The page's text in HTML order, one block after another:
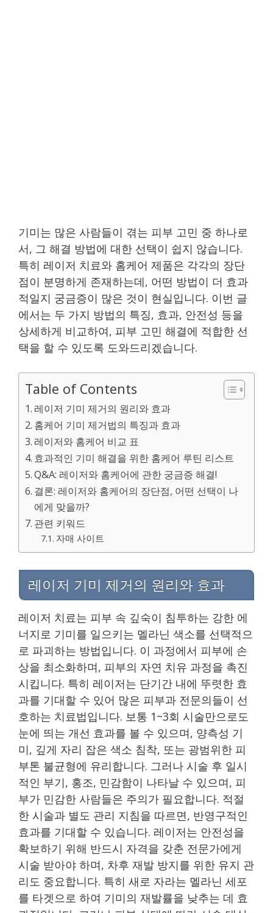
기미는 많은 사람들이 겪는 피부 고민 중 하나로
서, 그 해결 방법에 대한 선택이 쉽지 않습니다.
특히 레이저 치료와 홈케어 제품은 각각의 장단
점이 분명하게 존재하는데, 어떤 방법이 더 효과
적일지 궁금증이 많은 것이 현실입니다. 이번 글
에서는 두 가지 방법의 특징, 효과, 안전성 등을
상세하게 비교하여, 피부 고민 해결에 적합한 선
택을 할 수 있도록 도와드리겠습니다.
Table of Contents
레이저 기미 제거의 원리와 효과
홈케어 기미 제거법의 특징과 효과
레이저와 홈케어 비교 표
효과적인 기미 해결을 위한 홈케어 루틴 리스트
Q&A: 레이저와 홈케어에 관한 궁금증 해결!
결론: 레이저와 홈케어의 장단점, 어떤 선택이 나
에게 맞을까?
관련 키워드
자매 사이트
레이저 기미 제거의 원리와 효과
레이저 치료는 피부 속 깊숙이 침투하는 강한 에
너지로 기미를 일으키는 멜라닌 색소를 선택적으
로 파괴하는 방법입니다. 이 과정에서 피부에 손
상을 최소화하며, 피부의 자연 치유 과정을 촉진
시킵니다. 특히 레이저는 단기간 내에 뚜렷한 효
과를 기대할 수 있어 많은 피부과 전문의들이 선
호하는 치료법입니다. 보통 1~3회 시술만으로도
눈에 띄는 개선 효과를 볼 수 있으며, 양측성 기
미, 깊게 자리 잡은 색소 침착, 또는 광범위한 피
부톤 불균형에 유리합니다. 그러나 시술 후 일시
적인 부기, 홍조, 민감함이 나타날 수 있으며, 피
부가 민감한 사람들은 주의가 필요합니다. 적절
한 시술과 별도 관리 지침을 따르면, 반영구적인
효과를 기대할 수 있습니다. 레이저는 안전성을
확보하기 위해 반드시 자격을 갖춘 전문가에게
시술 받아야 하며, 차후 재발 방지를 위한 유지 관
리도 중요합니다. 특히 새로 자라는 멜라닌 세포
를 타겟으로 하여 기미의 재발률을 낮추는 데 효